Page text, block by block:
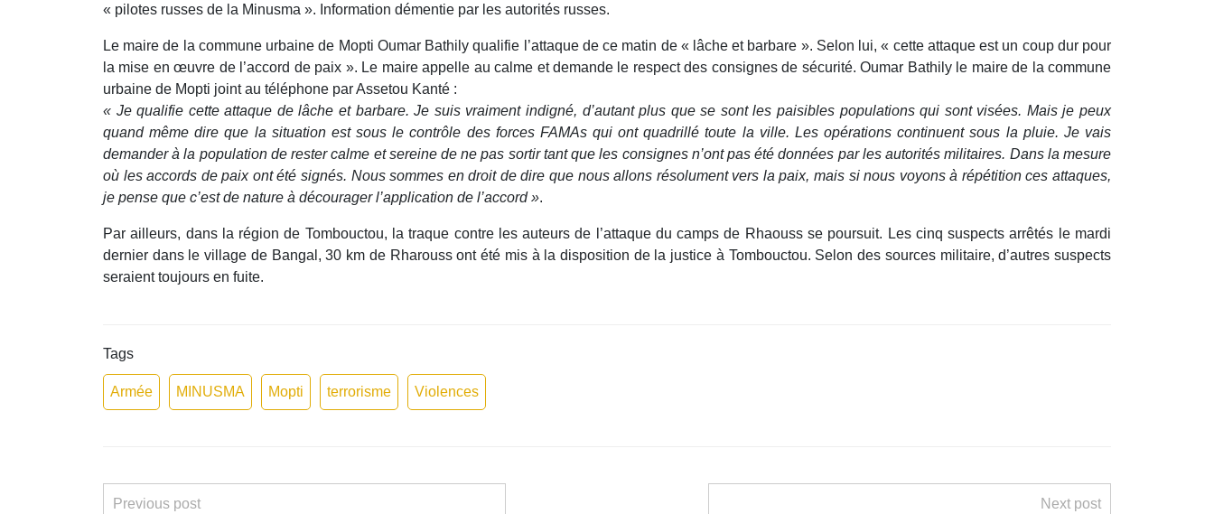
« pilotes russes de la Minusma ». Information démentie par les autorités russes.
Le maire de la commune urbaine de Mopti Oumar Bathily qualifie l’attaque de ce matin de « lâche et barbare ». Selon lui, « cette attaque est un coup dur pour
la mise en œuvre de l’accord de paix ». Le maire appelle au calme et demande le respect des consignes de sécurité. Oumar Bathily le maire de la commune
urbaine de Mopti joint au téléphone par Assetou Kanté :
« Je qualifie cette attaque de lâche et barbare. Je suis vraiment indigné, d’autant plus que se sont les paisibles populations qui sont visées. Mais je peux
quand même dire que la situation est sous le contrôle des forces FAMAs qui ont quadrillé toute la ville. Les opérations continuent sous la pluie. Je vais
demander à la population de rester calme et sereine de ne pas sortir tant que les consignes n’ont pas été données par les autorités militaires. Dans la mesure
où les accords de paix ont été signés. Nous sommes en droit de dire que nous allons résolument vers la paix, mais si nous voyons à répétition ces attaques,
je pense que c’est de nature à décourager l’application de l’accord ».
Par ailleurs, dans la région de Tombouctou, la traque contre les auteurs de l’attaque du camps de Rhaouss se poursuit. Les cinq suspects arrêtés le mardi
dernier dans le village de Bangal, 30 km de Rharouss ont été mis à la disposition de la justice à Tombouctou. Selon des sources militaire, d’autres suspects
seraient toujours en fuite.
Tags
Armée MINUSMA Mopti terrorisme Violences
Previous post Next post